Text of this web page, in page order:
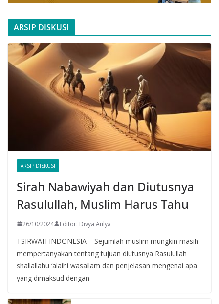
ARSIP DISKUSI
ARSIP DISKUSI
Sirah Nabawiyah dan Diutusnya
Rasulullah, Muslim Harus Tahu
26/10/2024 Editor: Divya Aulya
TSIRWAH INDONESIA – Sejumlah muslim mungkin masih
mempertanyakan tentang tujuan diutusnya Rasulullah
shallallahu ‘alaihi wasallam dan penjelasan mengenai apa
yang dimaksud dengan